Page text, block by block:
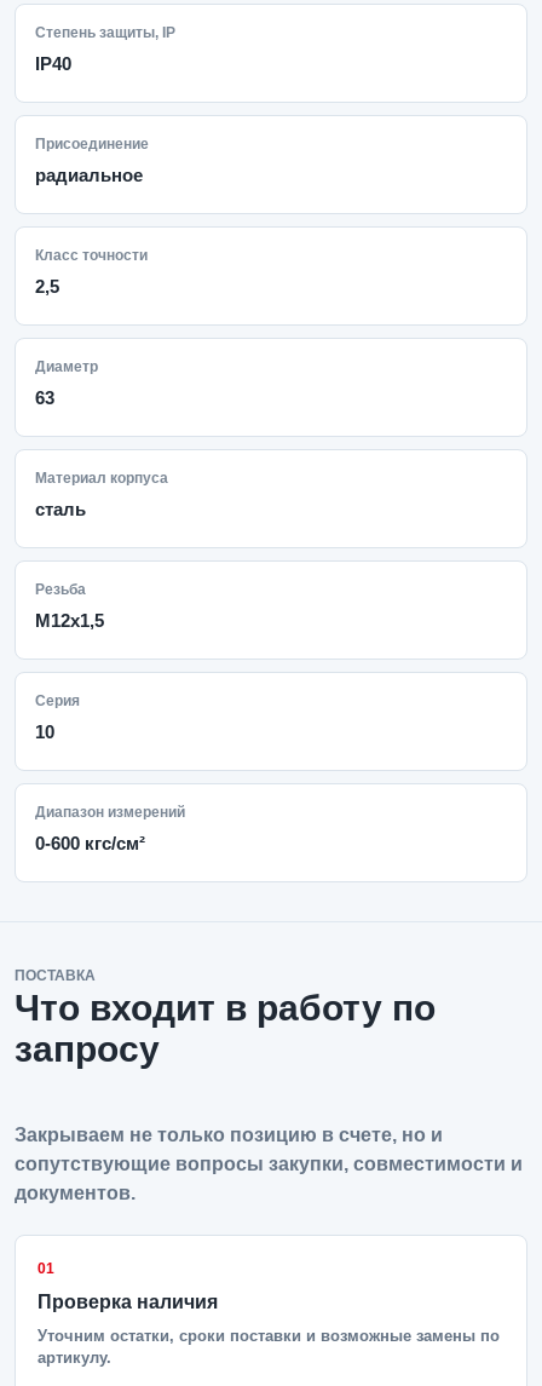
Степень защиты, IP
IP40
Присоединение
радиальное
Класс точности
2,5
Диаметр
63
Материал корпуса
сталь
Резьба
M12x1,5
Серия
10
Диапазон измерений
0-600 кгс/см²
ПОСТАВКА
Что входит в работу по
запросу
Закрываем не только позицию в счете, но и
сопутствующие вопросы закупки, совместимости и
документов.
01
Проверка наличия
Уточним остатки, сроки поставки и возможные замены по
артикулу.